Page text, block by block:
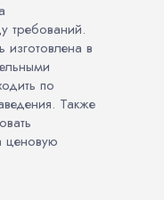
требований.
в
по
Также
ценовую